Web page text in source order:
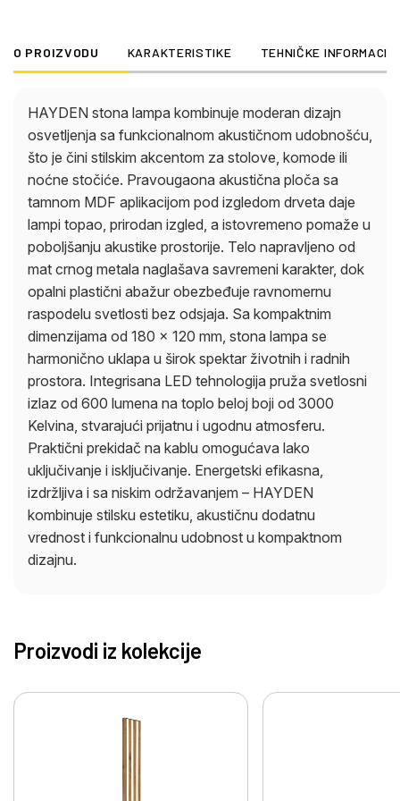
stvarajući prijatnu i ugodnu atmosferu. Praktični
niskim održavanjem – HAYDEN kombinuje stilsku
estetiku, akustičnu dodatnu vrednost i funkcionalnu
udobnost u kompaktnom dizajnu.
O PROIZVODU KARAKTERISTIKE TEHNIČKE
HAYDEN stona lampa kombinuje moderan dizajn
osvetljenja sa funkcionalnom akustičnom udobnošću,
što je čini stilskim akcentom za stolove, komode ili
noćne stočiće. Pravougaona akustična ploča sa
tamnom MDF aplikacijom pod izgledom drveta daje
lampi topao, prirodan izgled, a istovremeno pomaže u
poboljšanju akustike prostorije. Telo napravljeno od
mat crnog metala naglašava savremeni karakter, dok
opalni plastični abažur obezbeđuje ravnomernu
raspodelu svetlosti bez odsjaja. Sa kompaktnim
dimenzijama od 180 x 120 mm, stona lampa se
harmonično uklapa u širok spektar životnih i radnih
prostora. Integrisana LED tehnologija pruža svetlosni
izlaz od 600 lumena na toplo beloj boji od 3000
Kelvina, stvarajući prijatnu i ugodnu atmosferu.
Praktični prekidač na kablu omogućava lako
uključivanje i isključivanje. Energetski efikasna,
izdržljiva i sa niskim održavanjem – HAYDEN
kombinuje stilsku estetiku, akustičnu dodatnu
vrednost i funkcionalnu udobnost u kompaktnom
dizajnu.
Proizvodi iz kolekcije